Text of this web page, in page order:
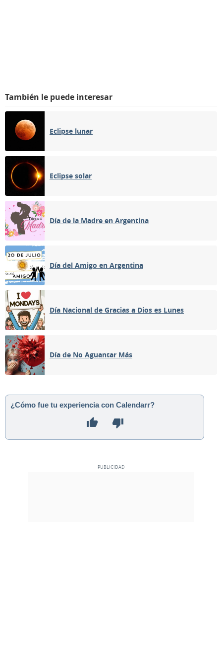
También le puede interesar
Eclipse lunar
Eclipse solar
Día de la Madre en Argentina
Día del Amigo en Argentina
Día Nacional de Gracias a Dios es Lunes
Día de No Aguantar Más
¿Cómo fue tu experiencia con Calendarr?